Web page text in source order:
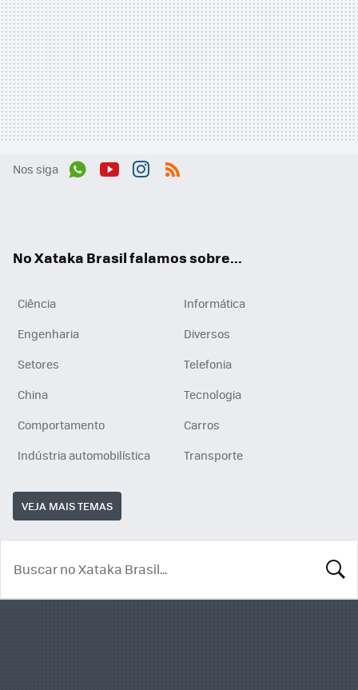
Nos siga
No Xataka Brasil falamos sobre...
Ciência
Informática
Engenharia
Diversos
Setores
Telefonia
China
Tecnologia
Comportamento
Carros
Indústria automobilística
Transporte
VEJA MAIS TEMAS